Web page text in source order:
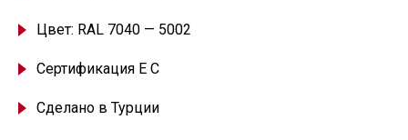
Цвет: RAL 7040 — 5002
Сертификация Е С
Сделано в Турции